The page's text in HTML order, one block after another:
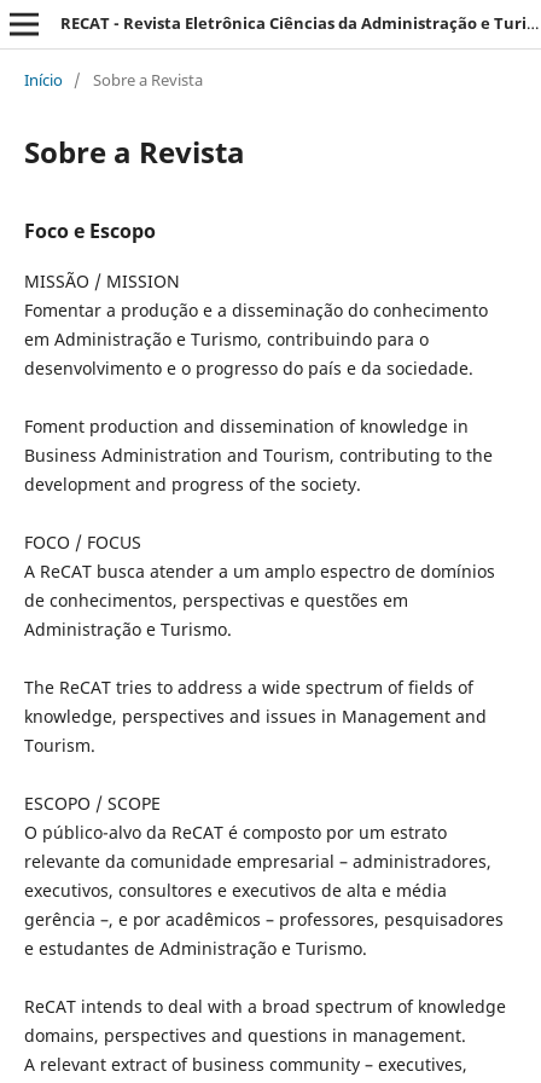
RECAT - Revista Eletrônica Ciências da Administração e Turismo
Início / Sobre a Revista
Sobre a Revista
Foco e Escopo
MISSÃO / MISSION
Fomentar a produção e a disseminação do conhecimento
em Administração e Turismo, contribuindo para o
desenvolvimento e o progresso do país e da sociedade.
Foment production and dissemination of knowledge in
Business Administration and Tourism, contributing to the
development and progress of the society.
FOCO / FOCUS
A ReCAT busca atender a um amplo espectro de domínios
de conhecimentos, perspectivas e questões em
Administração e Turismo.
The ReCAT tries to address a wide spectrum of fields of
knowledge, perspectives and issues in Management and
Tourism.
ESCOPO / SCOPE
O público-alvo da ReCAT é composto por um estrato
relevante da comunidade empresarial – administradores,
executivos, consultores e executivos de alta e média
gerência –, e por acadêmicos – professores, pesquisadores
e estudantes de Administração e Turismo.
ReCAT intends to deal with a broad spectrum of knowledge
domains, perspectives and questions in management.
A relevant extract of business community – executives,